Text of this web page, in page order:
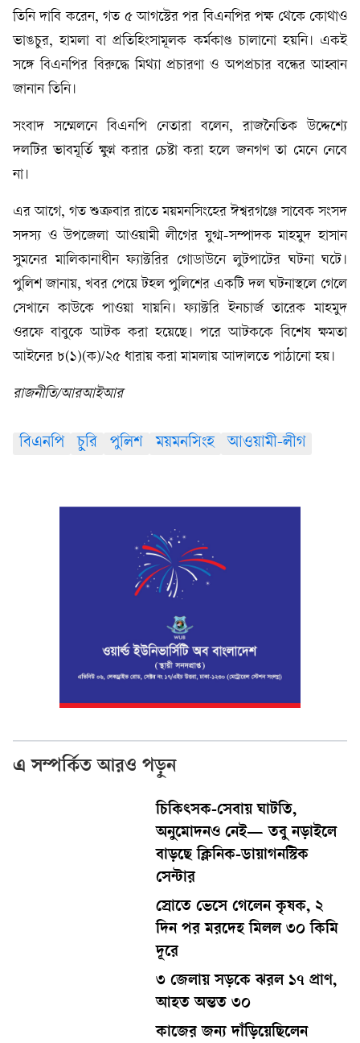
তিনি দাবি করেন, গত ৫ আগস্টের পর বিএনপির পক্ষ থেকে কোথাও
ভাঙচুর, হামলা বা প্রতিহিংসামূলক কর্মকাণ্ড চালানো হয়নি। একই
সঙ্গে বিএনপির বিরুদ্ধে মিথ্যা প্রচারণা ও অপপ্রচার বন্ধের আহ্বান
জানান তিনি।
সংবাদ সম্মেলনে বিএনপি নেতারা বলেন, রাজনৈতিক উদ্দেশ্যে
দলটির ভাবমূর্তি ক্ষুণ্ন করার চেষ্টা করা হলে জনগণ তা মেনে নেবে
না।
এর আগে, গত শুক্রবার রাতে ময়মনসিংহের ঈশ্বরগঞ্জে সাবেক সংসদ
সদস্য ও উপজেলা আওয়ামী লীগের যুগ্ম-সম্পাদক মাহমুদ হাসান
সুমনের মালিকানাধীন ফ্যাক্টরির গোডাউনে লুটপাটের ঘটনা ঘটে।
পুলিশ জানায়, খবর পেয়ে টহল পুলিশের একটি দল ঘটনাস্থলে গেলে
সেখানে কাউকে পাওয়া যায়নি। ফ্যাক্টরি ইনচার্জ তারেক মাহমুদ
ওরফে বাবুকে আটক করা হয়েছে। পরে আটককে বিশেষ ক্ষমতা
আইনের ৮(১)(ক)/২৫ ধারায় করা মামলায় আদালতে পাঠানো হয়।
রাজনীতি/আরআইআর
বিএনপি চুরি পুলিশ ময়মনসিংহ আওয়ামী-লীগ
এ সম্পর্কিত আরও পড়ুন
চিকিৎসক-সেবায় ঘাটতি,
অনুমোদনও নেই— তবু নড়াইলে
বাড়ছে ক্লিনিক-ডায়াগনস্টিক
সেন্টার
স্রোতে ভেসে গেলেন কৃষক, ২
দিন পর মরদেহ মিলল ৩০ কিমি
দূরে
৩ জেলায় সড়কে ঝরল ১৭ প্রাণ,
আহত অন্তত ৩০
কাজের জন্য দাঁড়িয়েছিলেন